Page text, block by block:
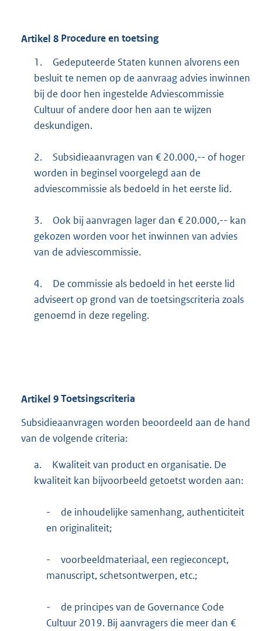
Artikel 8 Procedure en toetsing
1.
Gedeputeerde Staten kunnen alvorens een
besluit te nemen op de aanvraag advies inwinnen
bij de door hen ingestelde Adviescommissie
Cultuur of andere door hen aan te wijzen
deskundigen.
2.
Subsidieaanvragen van € 20.000,-- of hoger
worden in beginsel voorgelegd aan de
adviescommissie als bedoeld in het eerste lid.
3.
Ook bij aanvragen lager dan € 20.000,-- kan
gekozen worden voor het inwinnen van advies
van de adviescommissie.
4.
De commissie als bedoeld in het eerste lid
adviseert op grond van de toetsingscriteria zoals
genoemd in deze regeling.
Artikel 9Toetsingscriteria
Subsidieaanvragen worden beoordeeld aan de hand
van de volgende criteria:
a.
Kwaliteit van product en organisatie. De
kwaliteit kan bijvoorbeeld getoetst worden aan:
-
de inhoudelijke samenhang, authenticiteit
en originaliteit;
-
voorbeeldmateriaal, een regieconcept,
manuscript, schetsontwerpen, etc.;
-
de principes van de Governance Code
Cultuur 2019. Bij aanvragers die meer dan €